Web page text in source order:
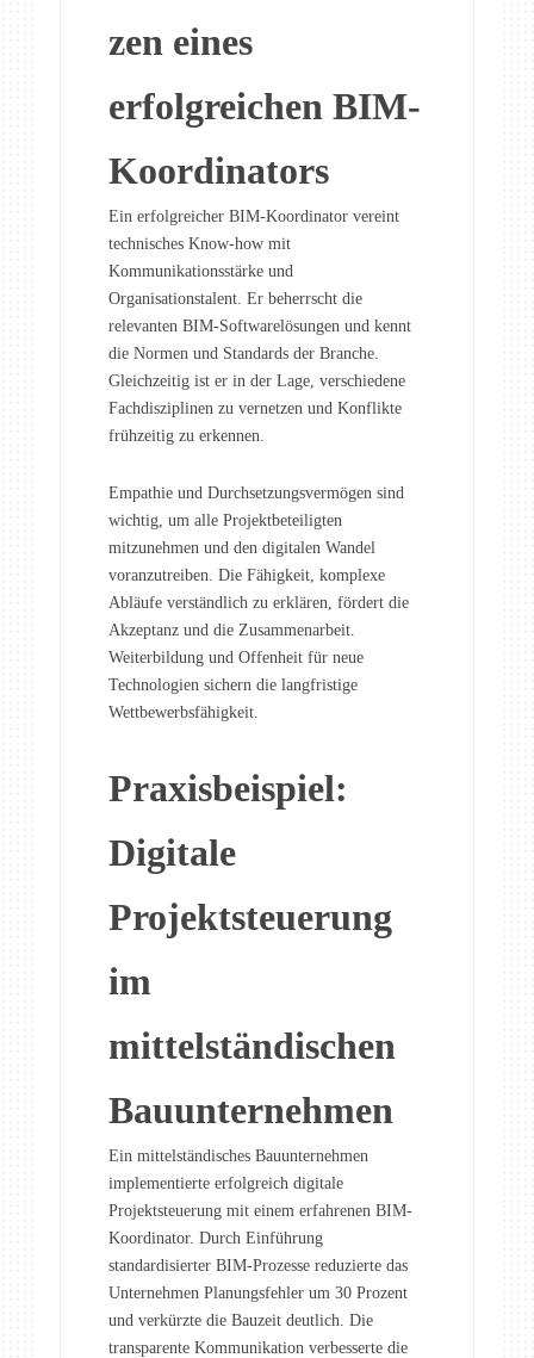
zen eines
erfolgreichen BIM-
Koordinators
Ein erfolgreicher BIM-Koordinator vereint
technisches Know-how mit
Kommunikationsstärke und
Organisationstalent. Er beherrscht die
relevanten BIM-Softwarelösungen und kennt
die Normen und Standards der Branche.
Gleichzeitig ist er in der Lage, verschiedene
Fachdisziplinen zu vernetzen und Konflikte
frühzeitig zu erkennen.
Empathie und Durchsetzungsvermögen sind
wichtig, um alle Projektbeteiligten
mitzunehmen und den digitalen Wandel
voranzutreiben. Die Fähigkeit, komplexe
Abläufe verständlich zu erklären, fördert die
Akzeptanz und die Zusammenarbeit.
Weiterbildung und Offenheit für neue
Technologien sichern die langfristige
Wettbewerbsfähigkeit.
Praxisbeispiel:
Digitale
Projektsteuerung
im
mittelständischen
Bauunternehmen
Ein mittelständisches Bauunternehmen
implementierte erfolgreich digitale
Projektsteuerung mit einem erfahrenen BIM-
Koordinator. Durch Einführung
standardisierter BIM-Prozesse reduzierte das
Unternehmen Planungsfehler um 30 Prozent
und verkürzte die Bauzeit deutlich. Die
transparente Kommunikation verbesserte die